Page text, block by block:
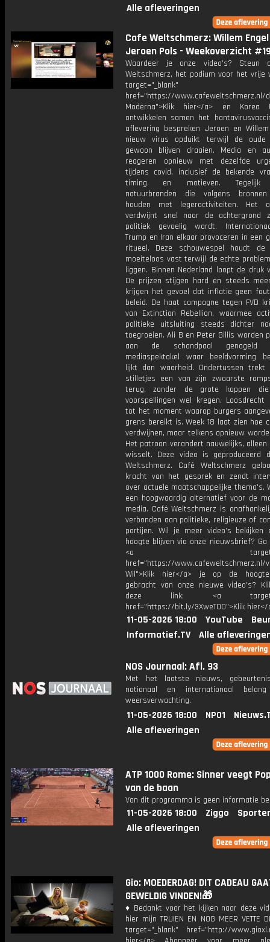
Alle afleveringen
Cafe Weltschmerz: Willem
Jeroen Pols - Weekoverzicht
Waardeer je onze video's? Steun
Weltschmerz, het podium voor het vrije
target="_blank"
href="https://www.cafeweltschmerz.nl/
Moderna">Klik hier</a> en Korea
ontwikkelen samen het
aflevering bespreken Jeroen en
nieuw virus opduikt terwijl de oude
gewoon blijven draaien. Media en
reageren opnieuw met dezelfde
tijdens covid, inclusief de bekende
timing en motieven. Tegelijk
natuurbranden die volgens
houden met legeractiviteiten. Het
verdwijnt snel naar de achtergrond
politiek gevoelig wordt.
Trump en Iran elkaar provoceren in een
ritueel. Deze schouwespel houdt de
moeiteloos vast terwijl de echte
liggen. Binnen Nederland loopt de druk
De prijzen stijgen hard en steeds
krijgen het gevoel dat inflatie geen
beleid. De haat campagne tegen FVD
van Extinction Rebellion, waarmee
politieke uitsluiting steeds dichter
toegroeien. Ali B en Peter Gillis worden
aan de schandpaal
mediaspektakel waar beeldvorming
lijkt dan waarheid. Ondertussen trekt
stilletjes een van zijn zwaarste
terug, zonder de grote koppen
voorspellingen wel kregen.
tot het moment waarop burgers
grens bereikt is. Week 18 laat zien hoe
verdwijnen, maar telkens opnieuw
Het patroon verandert nauwelijks,
wisselt. Deze video is geproduceerd
Weltschmerz. Café Weltschmerz
kracht van het gesprek en zendt
over actuele maatschappelijke thema's.
een hoogwaardig alternatief voor de
media. Café Weltschmerz is
verbonden aan politieke, religieuze of
partijen. Wil je meer video's bekijken
hoogte blijven via onze nieuwsbrief? Ga
<a
href="https://www.cafeweltschmerz.nl/
Wil">Klik hier</a> je op de
gebracht van onze nieuwe video's?
deze link: <a
href="https://bit.ly/3XweTO0">Klik hier</
11-05-2026 18:00 YouTube
Informatief.TV
Alle
NOS Journaal: Afl. 93
Met het laatste nieuws,
nationaal en internationaal
weersverwachting.
11-05-2026 18:00 NPO1
Alle afleveringen
ATP 1000 Rome: Sinner veegt
van de baan
Van dit programma is geen informatie
11-05-2026 18:00 Ziggo
Alle afleveringen
Gio: MOEDERDAG! DIT CADEAU
GEWELDIG VINDEN!🎁
♦ Bedankt voor het kijken naar deze
hier mijn TRUIEN EN NOG MEER VETTE
target="_blank" href="http://